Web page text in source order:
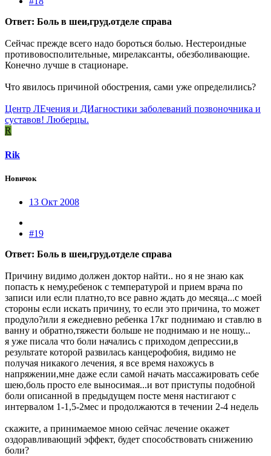
Ответ: Боль в шеи,груд.отделе справа
Сейчас прежде всего надо бороться болью. Нестероидные
противовосполительные, мирелаксанты, обезболивающие.
Конечно лучше в стационаре.
Что явилось причиной обострения, сами уже определились?
Центр ЛЕчения и ДИагностики заболеваний позвоночника и
суставов! Люберцы.
R
Rik
Новичок
13 Окт 2008
#19
Ответ: Боль в шеи,груд.отделе справа
Причину видимо должен доктор найти.. но я не знаю как
попасть к нему,ребенок с температурой и прием врача по
записи или если платно,то все равно ждать до месяца...с моей
стороны если искать причину, то если это причина, то может
продуло?или я ежедневно ребенка 17кг поднимаю и ставлю в
ванну и обратно,тяжести больше не поднимаю и не ношу...
я уже писала что боли начались с приходом депрессии,в
результате которой развилась канцерофобия, видимо не
получая никакого лечения, я все время нахожусь в
напряжении,мне даже если самой начать массажировать себе
шею,боль просто еле выносимая...и вот приступы подобной
боли описанной в предыдущем посте меня настигают с
интервалом 1-1,5-2мес и продолжаются в течении 2-4 недель
скажите, а принимаемое мною сейчас лечение окажет
оздоравливающий эффект, будет способствовать снижению
боли?